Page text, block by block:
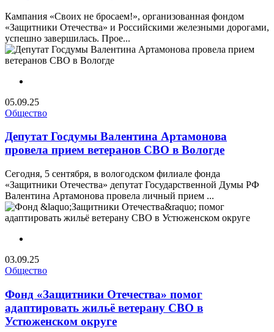
Кампания «Своих не бросаем!», организованная фондом
«Защитники Отечества» и Российскими железными дорогами,
успешно завершилась. Прое...
05.09.25
Общество
Депутат Госдумы Валентина Артамонова
провела прием ветеранов СВО в Вологде
Сегодня, 5 сентября, в вологодском филиале фонда
«Защитники Отечества» депутат Государственной Думы РФ
Валентина Артамонова провела личный прием ...
03.09.25
Общество
Фонд «Защитники Отечества» помог
адаптировать жильё ветерану СВО в
Устюженском округе